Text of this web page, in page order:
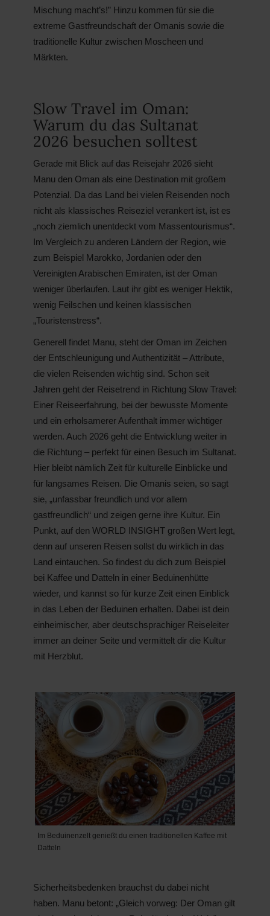
Mischung macht’s!” Hinzu kommen für sie die
extreme Gastfreundschaft der Omanis sowie die
traditionelle Kultur zwischen Moscheen und
Märkten.
Slow Travel im Oman:
Warum du das Sultanat
2026 besuchen solltest
Gerade mit Blick auf das Reisejahr 2026 sieht
Manu den Oman als eine Destination mit großem
Potenzial. Da das Land bei vielen Reisenden noch
nicht als klassisches Reiseziel verankert ist, ist es
„noch ziemlich unentdeckt vom Massentourismus“.
Im Vergleich zu anderen Ländern der Region, wie
zum Beispiel Marokko, Jordanien oder den
Vereinigten Arabischen Emiraten, ist der Oman
weniger überlaufen. Laut ihr gibt es weniger Hektik,
wenig Feilschen und keinen klassischen
„Touristenstress“.
Generell findet Manu, steht der Oman im Zeichen
der Entschleunigung und Authentizität – Attribute,
die vielen Reisenden wichtig sind. Schon seit
Jahren geht der Reisetrend in Richtung Slow Travel:
Einer Reiseerfahrung, bei der bewusste Momente
und ein erholsamerer Aufenthalt immer wichtiger
werden. Auch 2026 geht die Entwicklung weiter in
die Richtung – perfekt für einen Besuch im Sultanat.
Hier bleibt nämlich Zeit für kulturelle Einblicke und
für langsames Reisen. Die Omanis seien, so sagt
sie, „unfassbar freundlich und vor allem
gastfreundlich“ und zeigen gerne ihre Kultur. Ein
Punkt, auf den WORLD INSIGHT großen Wert legt,
denn auf unseren Reisen sollst du wirklich in das
Land eintauchen. So findest du dich zum Beispiel
bei Kaffee und Datteln in einer Beduinenhütte
wieder, und kannst so für kurze Zeit einen Einblick
in das Leben der Beduinen erhalten. Dabei ist dein
einheimischer, aber deutschsprachiger Reiseleiter
immer an deiner Seite und vermittelt dir die Kultur
mit Herzblut.
Im Beduinenzelt genießt du einen traditionellen Kaffee mit
Datteln
Sicherheitsbedenken brauchst du dabei nicht
haben. Manu betont: „Gleich vorweg: Der Oman gilt